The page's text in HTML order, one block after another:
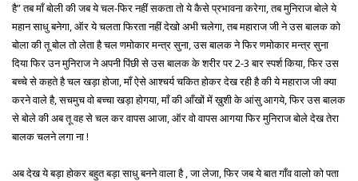
है” तब माँ बोली की जब ये चल-फिर नहीं सकता तो ये कैसे प्रभावना करेगा, तब मुनिराज बोले ये
महान साधु बनेगा, ऑर ये चलता फिरता नहीं देखो अभी चलेगा, तब महाराज जी ने उस बालक को
बोला की तू बोल तो लेता है चल णमोकार मन्त्र सुना, उस बालक ने फिर णमोकार मन्त्र सुना
दिया फिर उन मुनिराज ने अपनी पिंछी से उस बालक के शरीर पर 2-3 बार स्पर्श किया, फिर उस
बच्चे से कहते है चल खड़ा होजा, माँ ऐसे आश्चर्य चकित होकर देख रही है की ये महाराज जी क्या
करने वाले है, सचमुच वो बच्चा खड़ा होगया, माँ की आँखों में ख़ुशी के आंसु आगये, फिर उस बालक
से बोले की अब तू वह से चल कर वापस आजा, ऑर वो वापस आगया फिर मुनिराज बोले देख तेरा
बालक चलने लगा ना !
अब देख ये बड़ा होकर बहुत बड़ा साधु बनने वाला है , जा लेजा, फिर जब ये बात गाँव वालो को पता